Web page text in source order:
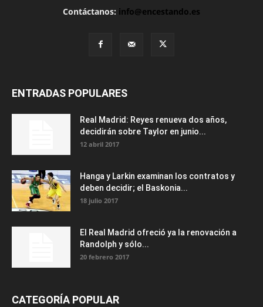
Contáctanos: info@encestando.es
ENTRADAS POPULARES
Real Madrid: Reyes renueva dos años,
decidirán sobre Taylor en junio...
12 abril 2017
Hanga y Larkin examinan los contratos y
deben decidir; el Baskonia...
18 julio 2017
El Real Madrid ofreció ya la renovación a
Randolph y sólo...
20 febrero 2017
CATEGORÍA POPULAR